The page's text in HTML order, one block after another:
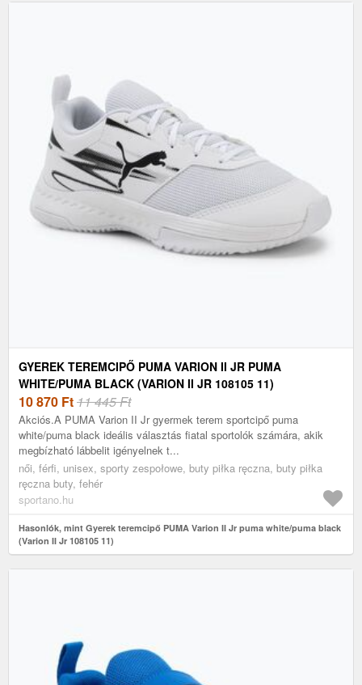
GYEREK TEREMCIPŐ PUMA VARION II JR PUMA
WHITE/PUMA BLACK (VARION II JR 108105 11)
10 870 Ft11 445 Ft
Akciós.A PUMA Varion II Jr gyermek terem sportcipő puma
white/puma black ideális választás fiatal sportolók számára, akik
megbízható lábbelit igényelnek t...
női, férfi, unisex, sporty zespołowe, buty piłka ręczna, buty piłka
ręczna buty, fehér
sportano.hu
Hasonlók, mint Gyerek teremcipő PUMA Varion II Jr puma white/puma black
(Varion II Jr 108105 11)